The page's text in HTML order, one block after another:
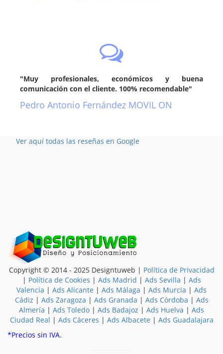
"Muy profesionales, económicos y buena
comunicación con el cliente. 100% recomendable"
Pedro Antonio Fernández MOVIL ON
Ver aquí todas las reseñas en Google
Copyright © 2014 - 2025 Designtuweb | Política de Privacidad
| Política de Cookies | Ads Madrid | Ads Sevilla | Ads
Valencia | Ads Alicante | Ads Málaga | Ads Murcia | Ads
Cádiz | Ads Zaragoza | Ads Granada | Ads Córdoba | Ads
Almería | Ads Toledo | Ads Badajoz | Ads Huelva | Ads
Ciudad Real | Ads Cáceres | Ads Albacete | Ads Guadalajara
*Precios sin IVA.